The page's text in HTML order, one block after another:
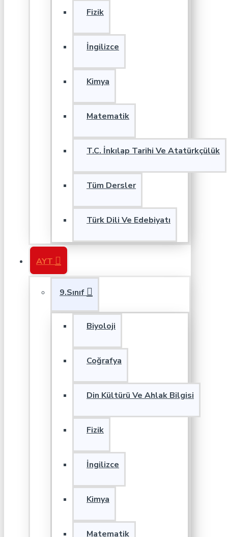
Fizik
İngilizce
Kimya
Matematik
T.C. İnkılap Tarihi Ve Atatürkçülük
Tüm Dersler
Türk Dili Ve Edebiyatı
AYT
9.Sınıf
Biyoloji
Coğrafya
Din Kültürü Ve Ahlak Bilgisi
Fizik
İngilizce
Kimya
Matematik